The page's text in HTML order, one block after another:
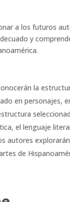
a los futuros
y
la
en personajes,
el lenguaje
autores
de